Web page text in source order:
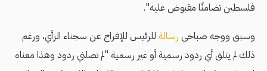
فلسطين تضامنًا مقبوض عليه".
وسبق ووجه صباحي رسالة للرئيس للإفراج عن سجناء الرأي، ورغم
ذلك لم يتلق أي ردود رسمية أو غير رسمية "لم تصلني ردود وهذا معناه